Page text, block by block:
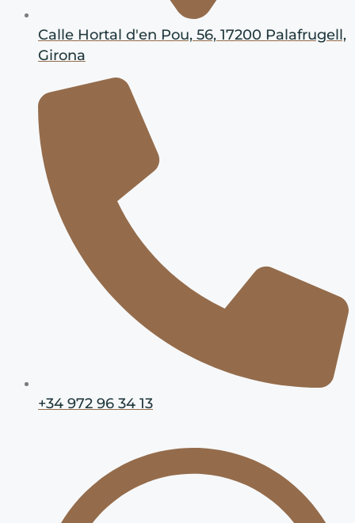
Calle Hortal d'en Pou, 56, 17200 Palafrugell,
Girona
+34 972 96 34 13